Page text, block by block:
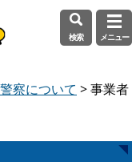
検索 メニュー
察について >事業者